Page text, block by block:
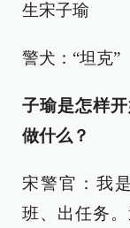
生宋子瑜
警犬：“坦克”
子瑜是怎样
做什么？
宋警官：我
班、出任务